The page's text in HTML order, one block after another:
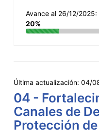
Avance al 26/12/2025:
20%
Última actualización: 04/
04 -
Canales de
Protección